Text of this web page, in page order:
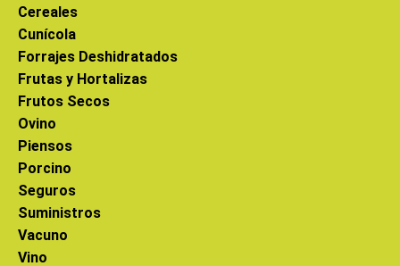
Cereales
Cunícola
Forrajes Deshidratados
Frutas y Hortalizas
Frutos Secos
Ovino
Piensos
Porcino
Seguros
Suministros
Vacuno
Vino